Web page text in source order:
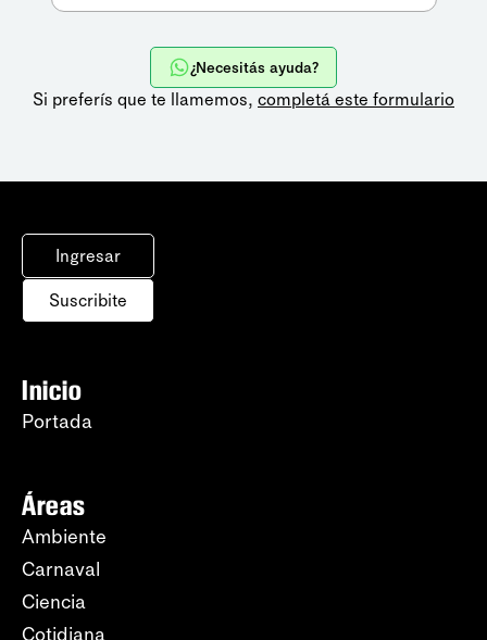
¿Necesitás ayuda?
Si preferís que te llamemos, completá este formulario
Ingresar
Suscribite
Inicio
Portada
Áreas
Ambiente
Carnaval
Ciencia
Cotidiana